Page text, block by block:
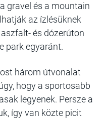
gravel és a mountain
az ízlésüknek
és dózerúton
park egyaránt.
három útvonalat
hogy a sportosabb
legyenek. Persze a
így van közte picit